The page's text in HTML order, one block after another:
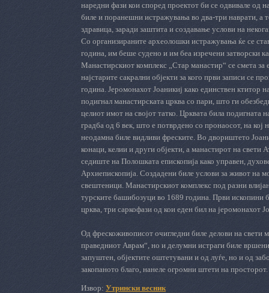
наредни фази кои според проектот би се одвивале од
биле и поранешни истражувања во два-три наврати, а
здравица, заради заштита и создавање услови на
Со организираните археолошки истражувања ќе се
година, им беше судено и им беа изречени затворски
Манастирскиот комплекс „Стар манастир“ се смета за
најстарите сакрални објекти за кого први записи се
година. Јеромонахот Јоаникиј како единствен ктитор
подигнал манастирската црква со пари, што ги
целиот имот на својот татко. Црквата била подигната
градба од 6 век, што е потврдено со пронаосот, на кој
неодамна биле видливи фреските. Во двориштето
конаци, келии и други објекти, а манастирот на свети
седиште на Полошката епископија како управен,
Архиепископија. Создадени биле услови за живот на
свештеници. Манастирскиот комплекс под разни
турските башибозуци во 1689 година. Први ископини
црква, три саркофази од кои еден бил на јеромонахот
Од фрескоживописот очигледни биле делови на свети
праведниот Аврам“, но и делумни истраги биле
запуштен, објектите оштетувани и од луѓе, но и од
закопаното благо, нанеле огромни штети на просторот.
Извор: Утрински весник